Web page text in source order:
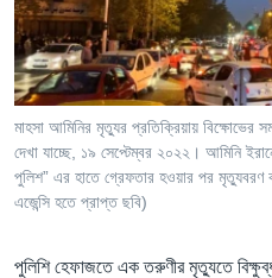
Learning English
FOLLOW US
অন্য ভাষায় ওয়েব সাইট
মাহসা আমিনির মৃত্যুর প্রতিক্রিয়ায়
দেখা যাচ্ছে, ১৯ সেপ্টেম্বর ২০২২। আমিনি
পুলিশ” এর হাতে গ্রেফতার হওয়ার পর মৃত্যুবরণ
এজেন্সি হতে প্রাপ্ত ছবি)
পুলিশি হেফাজতে এক তরুণীর মৃত্যুতে বিক্ষুব্ধ